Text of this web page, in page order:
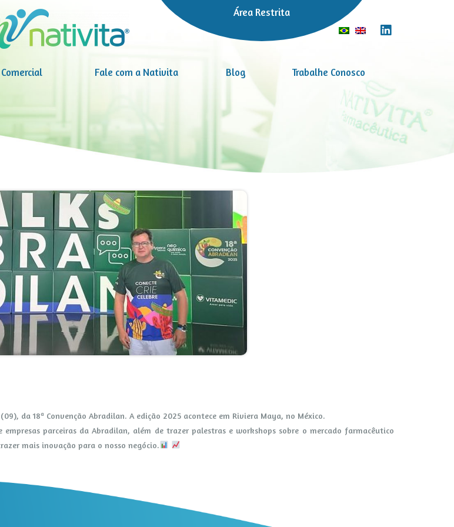
Área Restrita
Comercial Fale com a Nativita Blog Trabalhe Conosco
da 18ª Convenção Abradilan. A edição 2025 acontece em Riviera Maya, no México.
parceiras da Abradilan, além de trazer palestras e workshops sobre o mercado farmacêutico
mais inovação para o nosso negócio.